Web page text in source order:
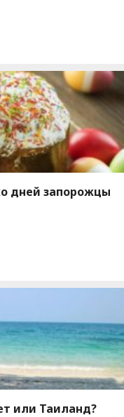
дней запорожцы
или Таиланд?